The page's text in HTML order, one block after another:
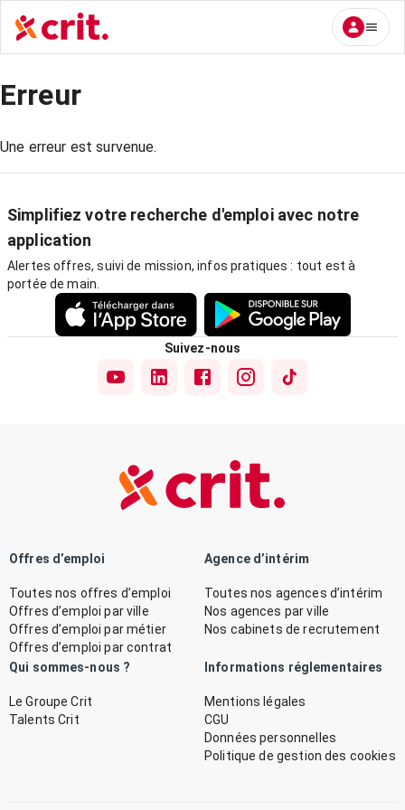
Erreur
Une erreur est survenue.
Simplifiez votre recherche d'emploi avec notre
application
Alertes offres, suivi de mission, infos pratiques : tout est à
portée de main.
Suivez-nous
Offres d’emploi
Toutes nos offres d’emploi
Offres d’emploi par ville
Offres d’emploi par métier
Offres d’emploi par contrat
Agence d’intérim
Toutes nos agences d’intérim
Nos agences par ville
Nos cabinets de recrutement
Qui sommes-nous ?
Le Groupe Crit
Talents Crit
Informations réglementaires
Mentions légales
CGU
Données personnelles
Politique de gestion des cookies